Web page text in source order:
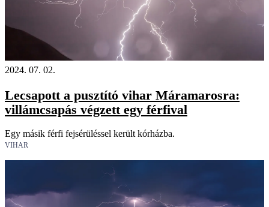
2024. 07. 02.
Lecsapott a pusztító vihar Máramarosra:
villámcsapás végzett egy férfival
Egy másik férfi fejsérüléssel került kórházba.
VIHAR